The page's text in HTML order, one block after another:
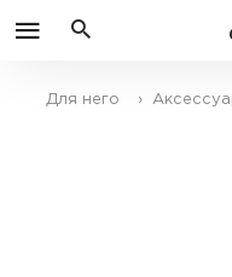
Для него ›